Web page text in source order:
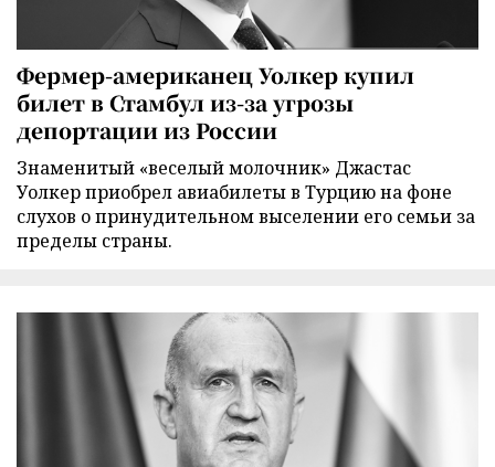
Фермер-американец Уолкер купил
билет в Стамбул из-за угрозы
депортации из России
Знаменитый «веселый молочник» Джастас
Уолкер приобрел авиабилеты в Турцию на фоне
слухов о принудительном выселении его семьи за
пределы страны.